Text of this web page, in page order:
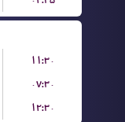
۱۱:۳۰
۰۷:۳۰
۱۲:۳۰